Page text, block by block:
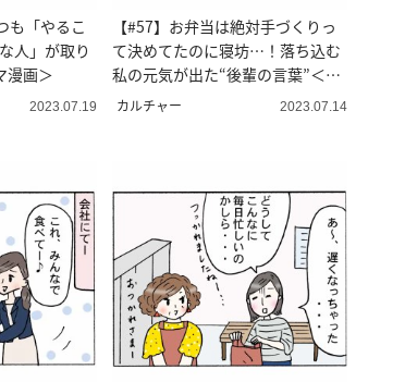
も「やるこ
人」が取り
漫画＞
2023.07.19
【#57】お弁当は絶対手づくりっ
て決めてたのに寝坊…！落ち込む
私の元気が出た“後輩の言葉”＜4
コマ漫画 ＞
カルチャー 2023.07.14